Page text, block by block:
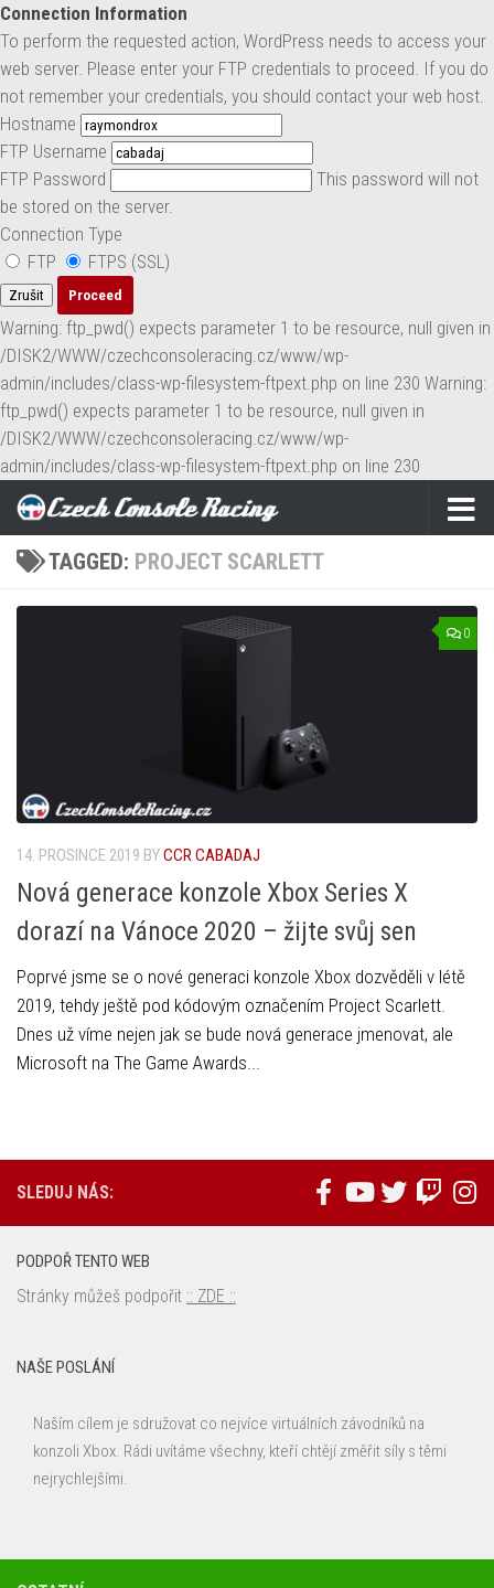
Connection Information
To perform the requested action, WordPress needs to access your
web server. Please enter your FTP credentials to proceed. If you do
not remember your credentials, you should contact your web host.
Hostname
FTP Username
FTP Password
This password will not
be stored on the server.
Connection Type
FTP
FTPS (SSL)
Zrušit
Warning: ftp_pwd() expects parameter 1 to be resource, null given in
/DISK2/WWW/czechconsoleracing.cz/www/wp-
admin/includes/class-wp-filesystem-ftpext.php on line 230 Warning:
ftp_pwd() expects parameter 1 to be resource, null given in
/DISK2/WWW/czechconsoleracing.cz/www/wp-
admin/includes/class-wp-filesystem-ftpext.php on line 230
Skip to content
TAGGED: PROJECT SCARLETT
0
14. PROSINCE 2019 BYCCR CABADAJ
Nová generace konzole Xbox Series X
dorazí na Vánoce 2020 – žijte svůj sen
Poprvé jsme se o nové generaci konzole Xbox dozvěděli v létě
2019, tehdy ještě pod kódovým označením Project Scarlett.
Dnes už víme nejen jak se bude nová generace jmenovat, ale
Microsoft na The Game Awards...
SLEDUJ NÁS:
PODPOŘ TENTO WEB
Stránky můžeš podpořit :: ZDE ::
NAŠE POSLÁNÍ
Naším cílem je sdružovat co nejvíce virtuálních závodníků na
konzoli Xbox. Rádi uvítáme všechny, kteří chtějí změřit síly s těmi
nejrychlejšími.